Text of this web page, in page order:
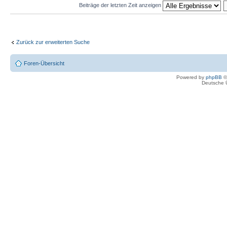
Beiträge der letzten Zeit anzeigen
Zurück zur erweiterten Suche
Foren-Übersicht
Powered by phpBB
Deutsche